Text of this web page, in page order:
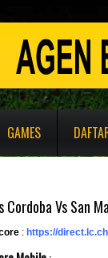
GAMES
Vs San
: https://